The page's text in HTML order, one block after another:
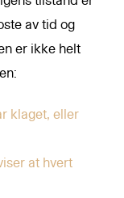
av tid og
er ikke helt
klaget, eller
at hvert